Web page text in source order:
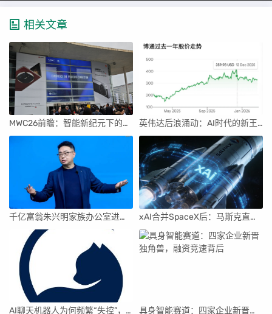
相关文章
MWC26前瞻：智能新纪元下的科技盛宴 英伟达后浪涌动：AI时代的新王者与隐忧
千亿富翁朱兴明家族办公室进军VC圈 xAI合并SpaceX后：马斯克直接介入，团队压力激增
AI聊天机器人为何频繁“失控”，背后原因及解决方案解析 具身智能赛道：四家企业新晋独角兽，融资竞速背后